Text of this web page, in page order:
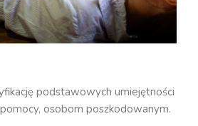
podstawowych umiejętności
osobom poszkodowanym.